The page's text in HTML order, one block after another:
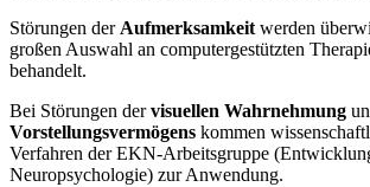
Störungen der Aufmerksamkeit werden
großen Auswahl an computergestützten
behandelt.
Bei Störungen dervisuellen Wahrnehmung
Vorstellungsvermögens kommen
Verfahren der EKN-Arbeitsgruppe
Neuropsychologie) zur Anwendung.